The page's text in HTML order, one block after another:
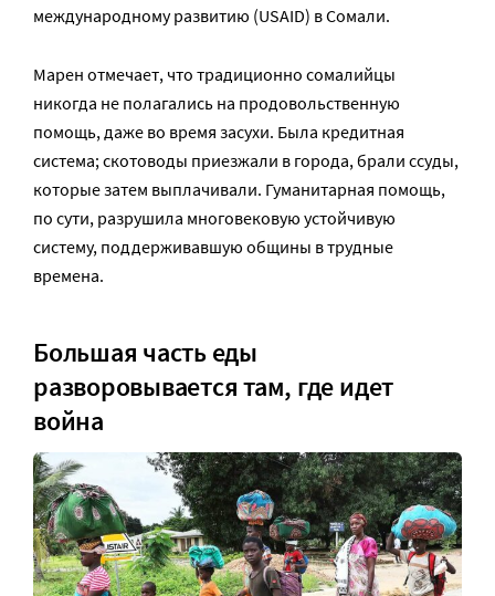
международному развитию (USAID) в Сомали.
Марен отмечает, что традиционно сомалийцы
никогда не полагались на продовольственную
помощь, даже во время засухи. Была кредитная
система; скотоводы приезжали в города, брали ссуды,
которые затем выплачивали. Гуманитарная помощь,
по сути, разрушила многовековую устойчивую
систему, поддерживавшую общины в трудные
времена.
Большая часть еды
разворовывается там, где идет
война